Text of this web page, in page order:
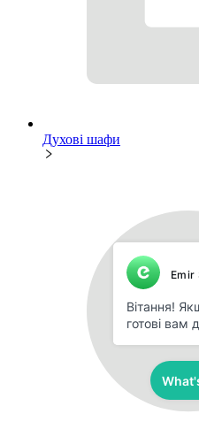
Духові шафи